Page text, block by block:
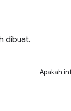
dibuat.
Apakah